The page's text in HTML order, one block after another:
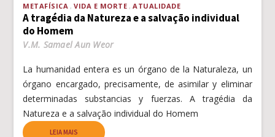
METAFÍSICA VIDA E MORTE ATUALIDADE
A tragédia da Natureza e a salvação individual
do Homem
V.M. Samael Aun Weor
La humanidad entera es un órgano de la Naturaleza, un
órgano encargado, precisamente, de asimilar y eliminar
determinadas substancias y fuerzas. A tragédia da
Natureza e a salvação individual do Homem
LEIA MAIS